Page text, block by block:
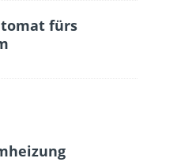
fürs